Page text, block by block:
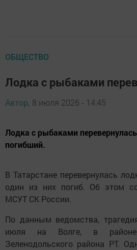
ОБЩЕСТВО
Лодка с рыбаками
Автор, 8 июля 2026 - 14:45
Лодка с рыбаками перевернулась
погибший.
В Татарстане перевернулась
один из них погиб. Об этом
МСУТ СК России.
По данным ведомства,
июля на Волге, в районе
Зеленодольского района РТ.